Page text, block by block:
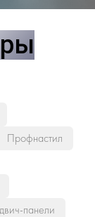
Профнастил
панели